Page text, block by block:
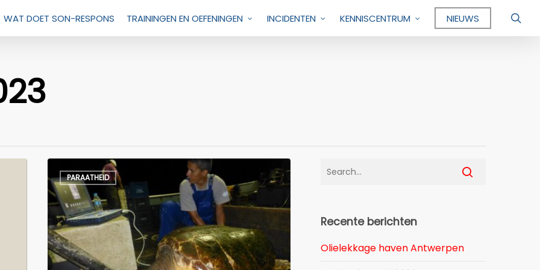
WAT DOET SON-RESPONS TRAININGEN EN OEFENINGEN INCIDENTEN KENNISCENTRUM NIEUWS
Zeeschildpadden
en
EUROWA
PARAATHEID
Recente berichten
Olielekkage haven Antwerpen